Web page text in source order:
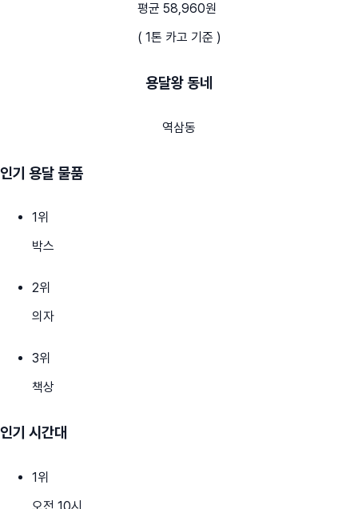
평균 58,960원
( 1톤 카고 기준 )
용달왕 동네
역삼동
인기 용달 물품
1위
박스
2위
의자
3위
책상
인기 시간대
1위
오전 10시